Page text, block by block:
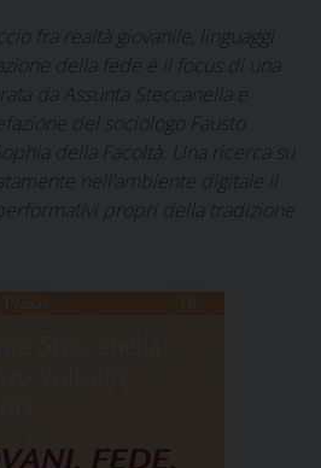
fra realtà giovanile, linguaggi
della fede è il focus di una
da Assunta Steccanella e
del sociologo Fausto
della Facoltà. Una ricerca su
nell’ambiente digitale il
propri della tradizione